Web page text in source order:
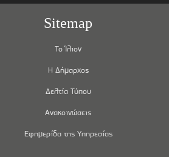
Sitemap
Το Ίλιον
Η Δήμαρχος
Δελτία Τύπου
Ανακοινώσεις
Εφημερίδα της Υπηρεσίας